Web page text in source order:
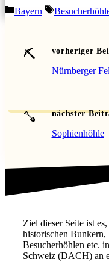
Kategorien
Bayern Schlagwörter
vorheriger
Nürnberger
nächster
Sophienhöhle
Ziel dieser Seite ist
historischen Bunkern,
Besucherhöhlen etc.
Schweiz (DACH) an